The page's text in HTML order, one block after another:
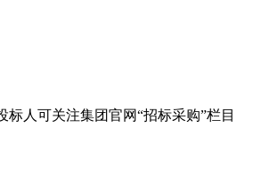
人可关注集团官网“招标采购”栏目